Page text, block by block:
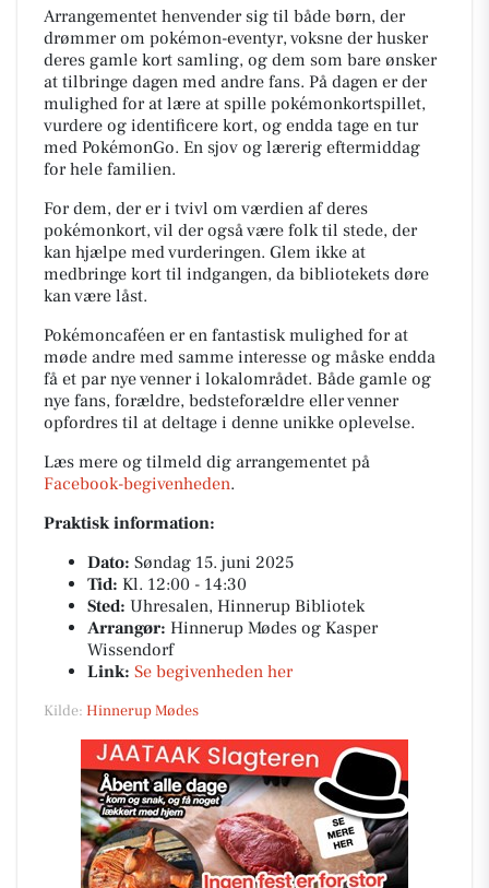
Arrangementet henvender sig til både børn, der
drømmer om pokémon-eventyr, voksne der husker
deres gamle kort samling, og dem som bare ønsker
at tilbringe dagen med andre fans. På dagen er der
mulighed for at lære at spille pokémonkortspillet,
vurdere og identificere kort, og endda tage en tur
med PokémonGo. En sjov og lærerig eftermiddag
for hele familien.
For dem, der er i tvivl om værdien af deres
pokémonkort, vil der også være folk til stede, der
kan hjælpe med vurderingen. Glem ikke at
medbringe kort til indgangen, da bibliotekets døre
kan være låst.
Pokémoncaféen er en fantastisk mulighed for at
møde andre med samme interesse og måske endda
få et par nye venner i lokalområdet. Både gamle og
nye fans, forældre, bedsteforældre eller venner
opfordres til at deltage i denne unikke oplevelse.
Læs mere og tilmeld dig arrangementet på
Facebook-begivenheden.
Praktisk information:
Dato: Søndag 15. juni 2025
Tid: Kl. 12:00 - 14:30
Sted: Uhresalen, Hinnerup Bibliotek
Arrangør: Hinnerup Mødes og Kasper
Wissendorf
Link: Se begivenheden her
Kilde: Hinnerup Mødes